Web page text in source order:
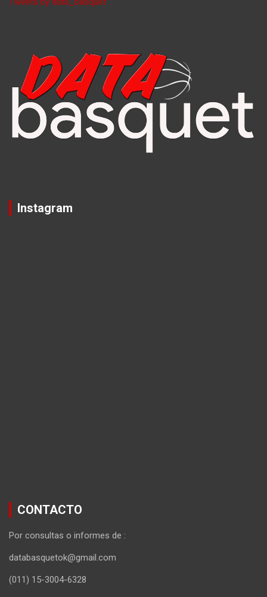
Instagram
CONTACTO
Por consultas o informes de :
databasquetok@gmail.com
(011) 15-3004-6328